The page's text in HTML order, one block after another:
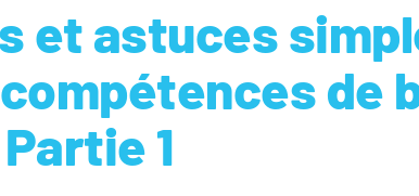
et astuces
de
1